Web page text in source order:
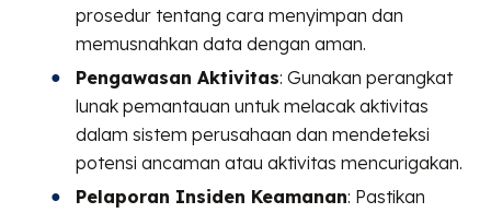
prosedur tentang cara menyimpan dan
memusnahkan data dengan aman.
Pengawasan Aktivitas: Gunakan perangkat
lunak pemantauan untuk melacak aktivitas
dalam sistem perusahaan dan mendeteksi
potensi ancaman atau aktivitas mencurigakan.
Pelaporan Insiden Keamanan: Pastikan